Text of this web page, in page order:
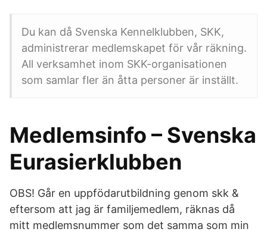
Du kan då Svenska Kennelklubben, SKK,
administrerar medlemskapet för vår räkning.
All verksamhet inom SKK-organisationen
som samlar fler än åtta personer är inställt.
Medlemsinfo – Svenska
Eurasierklubben
OBS! Går en uppfödarutbildning genom skk &
eftersom att jag är familjemedlem, räknas då
mitt medlemsnummer som det samma som min